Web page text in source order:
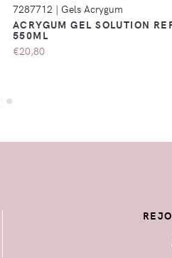
7287712 | Gels Acrygum
ACRYGUM GEL SOLUTION
550ML
€20,80